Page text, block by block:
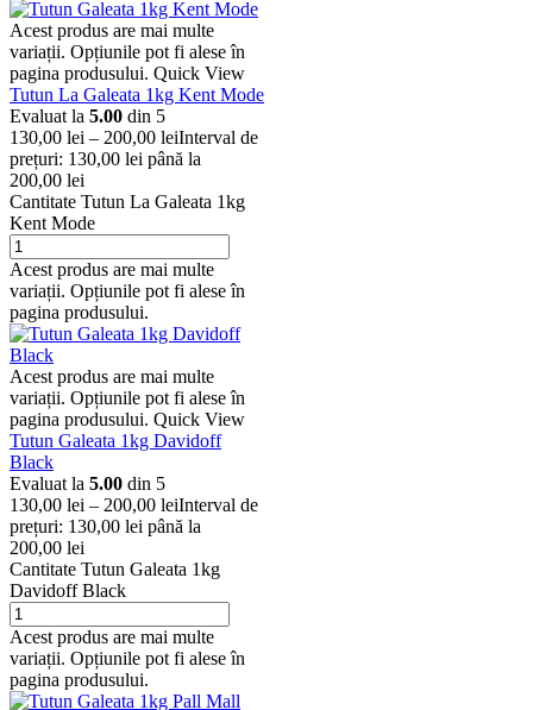
Acest produs are mai multe
variații. Opțiunile pot fi alese în
pagina produsului. Quick View
Tutun La Galeata 1kg Kent Mode
Evaluat la 5.00 din 5
130,00 lei – 200,00 leiInterval de
prețuri: 130,00 lei până la
200,00 lei
Cantitate Tutun La Galeata 1kg
Kent Mode
Acest produs are mai multe
variații. Opțiunile pot fi alese în
pagina produsului.
Acest produs are mai multe
variații. Opțiunile pot fi alese în
pagina produsului. Quick View
Tutun Galeata 1kg Davidoff
Black
Evaluat la 5.00 din 5
130,00 lei – 200,00 leiInterval de
prețuri: 130,00 lei până la
200,00 lei
Cantitate Tutun Galeata 1kg
Davidoff Black
Acest produs are mai multe
variații. Opțiunile pot fi alese în
pagina produsului.